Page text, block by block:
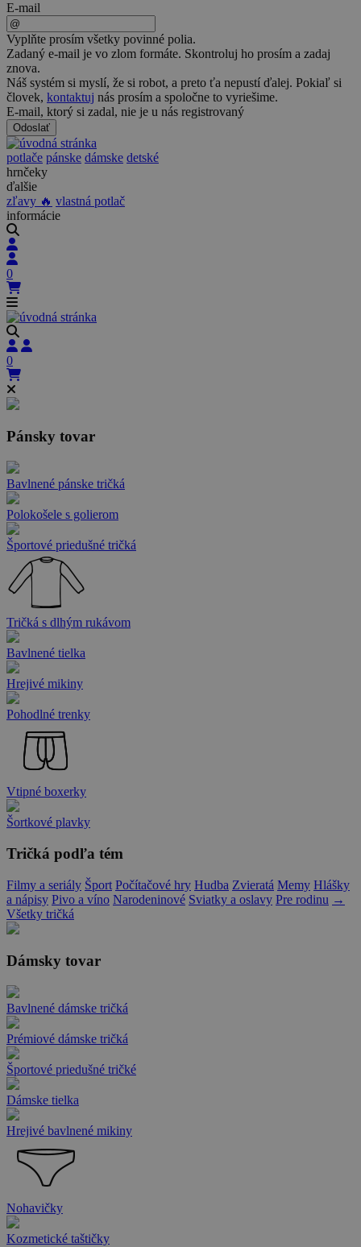
E-mail
Vyplňte prosím všetky povinné polia.
Zadaný e-mail je vo zlom formáte. Skontroluj ho prosím a zadaj
znova.
Náš systém si myslí, že si robot, a preto ťa nepustí ďalej. Pokiaľ si
človek, kontaktuj nás prosím a spoločne to vyriešime.
E-mail, ktorý si zadal, nie je u nás registrovaný
Odoslať
potlače pánske dámske detské
hrnčeky
ďalšie
zľavy 🔥 vlastná potlač
informácie
0
0
Pánsky tovar
Bavlnené pánske tričká
Polokošele s golierom
Športové priedušné tričká
Tričká s dlhým rukávom
Bavlnené tielka
Hrejivé mikiny
Pohodlné trenky
Vtipné boxerky
Šortkové plavky
Tričká podľa tém
Filmy a seriály Šport Počítačové hry Hudba Zvieratá Memy Hlášky
a nápisy Pivo a víno Narodeninové Sviatky a oslavy Pre rodinu →
Všetky tričká
Dámsky tovar
Bavlnené dámske tričká
Prémiové dámske tričká
Športové priedušné tričké
Dámske tielka
Hrejivé bavlnené mikiny
Nohavičky
Kozmetické taštičky